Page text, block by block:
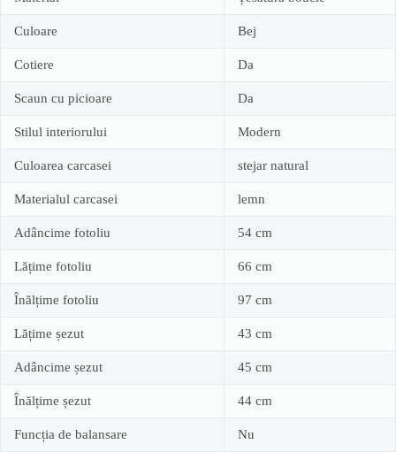
Culoare Bej
Cotiere Da
Scaun cu picioare Da
Stilul interiorului Modern
Culoarea carcasei stejar natural
Materialul carcasei lemn
Adâncime fotoliu 54 cm
Lățime fotoliu 66 cm
Înălțime fotoliu 97 cm
Lățime șezut 43 cm
Adâncime șezut 45 cm
Înălțime șezut 44 cm
Funcția de balansare Nu